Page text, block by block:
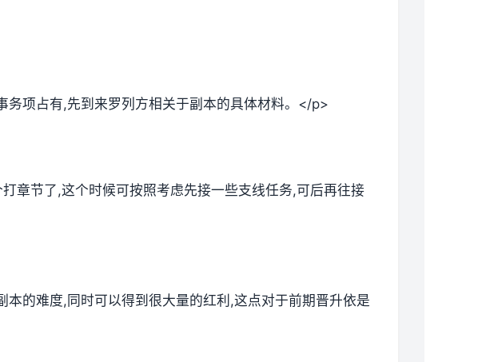
项占有,先到来罗列方相关于副本的具体材料。</p>
章节了,这个时候可按照考虑先接一些支线任务,可后再往接
的难度,同时可以得到很大量的红利,这点对于前期晋升依是